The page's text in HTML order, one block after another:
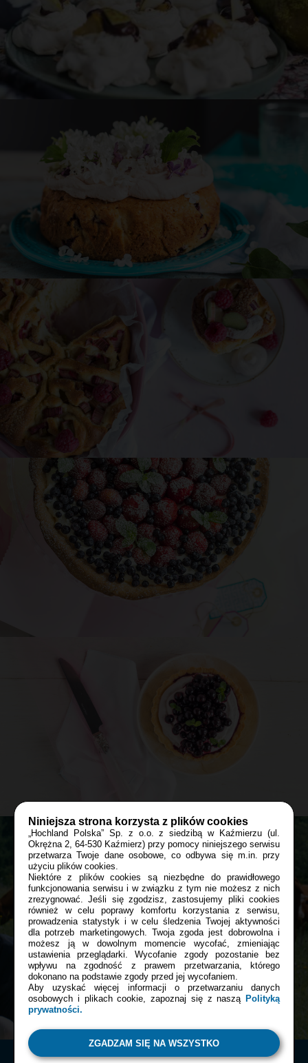
Asi
Beziki z gruszką i czekoladą
Przepis
Ciasto ucierane
PRZYJĘCIE
Przepis Asi
Drożdżowiec z rabarbarem
90 min
PRZYJĘCIE
Asi
Krucha tarta z serkiem i sezonowymi
owocami
Przepis David
Mini tartaletki z musem z serka jagodowego
i owoców leśnych
60 min
DESER PRZYJĘCIE SIERPIEŃ
Bądź z nami blisko tam, gdzie tego
chcesz:
Facebook
Instagram
Niniejsza strona korzysta z plików cookies
„Hochland Polska” Sp. z o.o. z siedzibą w Kaźmierzu (ul.
Okrężna 2, 64-530 Kaźmierz) przy pomocy niniejszego serwisu
przetwarza Twoje dane osobowe, co odbywa się m.in. przy
użyciu plików cookies.
Niektóre z plików cookies są niezbędne do prawidłowego
funkcjonowania serwisu i w związku z tym nie możesz z nich
zrezygnować. Jeśli się zgodzisz, zastosujemy pliki cookies
również w celu poprawy komfortu korzystania z serwisu,
prowadzenia statystyk i w celu śledzenia Twojej aktywności
dla potrzeb marketingowych. Twoja zgoda jest dobrowolna i
możesz ją w dowolnym momencie wycofać, zmieniając
ustawienia przeglądarki. Wycofanie zgody pozostanie bez
wpływu na zgodność z prawem przetwarzania, którego
dokonano na podstawie zgody przed jej wycofaniem.
Aby uzyskać więcej informacji o przetwarzaniu danych
osobowych i plikach cookie, zapoznaj się z naszą Polityką
prywatności.
ZGADZAM SIĘ NA WSZYSTKO